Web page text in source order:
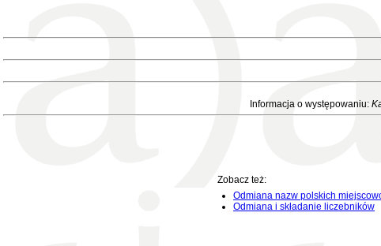
Informacja o występowaniu:
Zobacz też:
Odmiana nazw polskich
Odmiana i składanie liczebników